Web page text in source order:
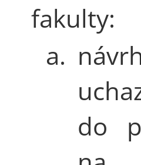
fakulty:
a.
do